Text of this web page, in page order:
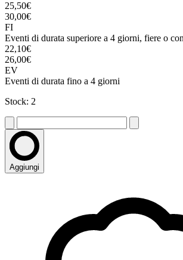
25,50€
30,00€
FI
Eventi di durata superiore a 4 giorni, fiere o
22,10€
26,00€
EV
Eventi di durata fino a 4 giorni
Stock: 2
Aggiungi